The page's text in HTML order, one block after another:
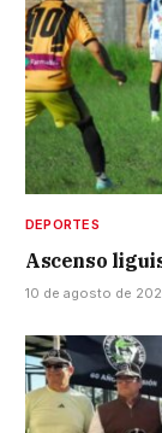
DEPORTES
Ascenso
10 de agosto de